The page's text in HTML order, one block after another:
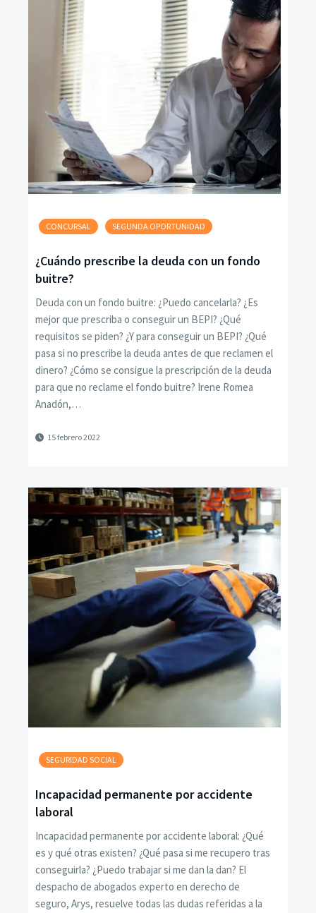
CONCURSAL SEGUNDA OPORTUNIDAD
¿Cuándo prescribe la deuda con un fondo
buitre?
Deuda con un fondo buitre: ¿Puedo cancelarla? ¿Es
mejor que prescriba o conseguir un BEPI? ¿Qué
requisitos se piden? ¿Y para conseguir un BEPI? ¿Qué
pasa si no prescribe la deuda antes de que reclamen el
dinero? ¿Cómo se consigue la prescripción de la deuda
para que no reclame el fondo buitre? Irene Romea
Anadón,…
15 febrero 2022
SEGURIDAD SOCIAL
Incapacidad permanente por accidente
laboral
Incapacidad permanente por accidente laboral: ¿Qué
es y qué otras existen? ¿Qué pasa si me recupero tras
conseguirla? ¿Puedo trabajar si me dan la dan? El
despacho de abogados experto en derecho de
seguro, Arys, resuelve todas las dudas referidas a la